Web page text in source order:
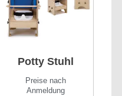
Potty Stuhl
Preise nach
Anmeldung